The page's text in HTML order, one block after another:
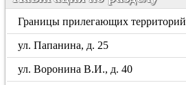
Границы прилегающих территорий
ул. Папанина, д. 25
ул. Воронина В.И., д. 40